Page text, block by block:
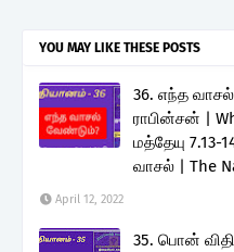
YOU MAY LIKE THESE POSTS
36. எந்த
ராபின்சன் |
மத்தேயு
வாசல் | The
April 12, 2022
35. பொன்